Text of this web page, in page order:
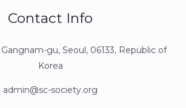
Contact Info
Gangnam-gu, Seoul, 06133, Republic of
Korea
admin@sc-society.org